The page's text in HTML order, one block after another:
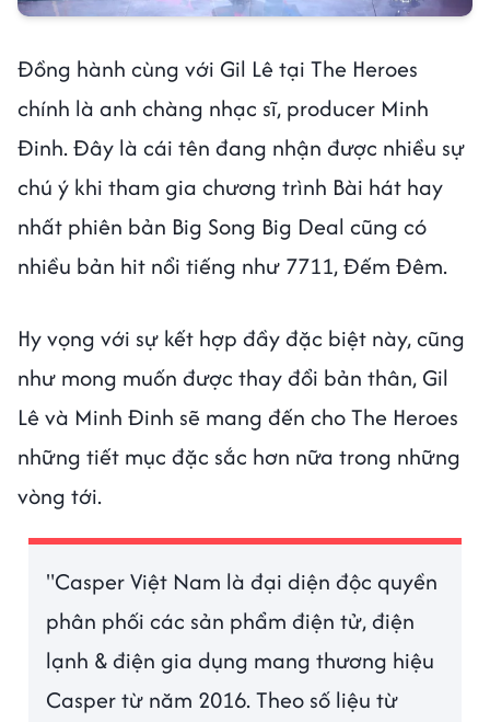
Đồng hành cùng với Gil Lê tại The Heroes
chính là anh chàng nhạc sĩ, producer Minh
Đinh. Đây là cái tên đang nhận được nhiều sự
chú ý khi tham gia chương trình Bài hát hay
nhất phiên bản Big Song Big Deal cũng có
nhiều bản hit nổi tiếng như 7711, Đếm Đêm.
Hy vọng với sự kết hợp đầy đặc biệt này, cũng
như mong muốn được thay đổi bản thân, Gil
Lê và Minh Đinh sẽ mang đến cho The Heroes
những tiết mục đặc sắc hơn nữa trong những
vòng tới.
"Casper Việt Nam là đại diện độc quyền
phân phối các sản phẩm điện tử, điện
lạnh & điện gia dụng mang thương hiệu
Casper từ năm 2016. Theo số liệu từ